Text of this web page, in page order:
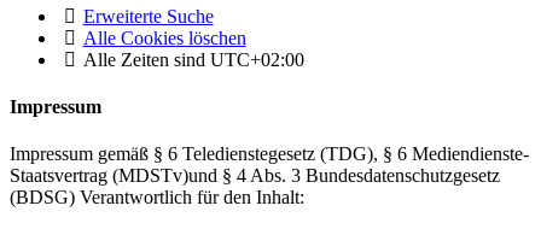
Erweiterte Suche
Alle Cookies löschen
Alle Zeiten sind UTC+02:00
Impressum
Impressum gemäß § 6 Teledienstegesetz (TDG), § 6 Mediendienste-
Staatsvertrag (MDSTv)und § 4 Abs. 3 Bundesdatenschutzgesetz
(BDSG) Verantwortlich für den Inhalt: